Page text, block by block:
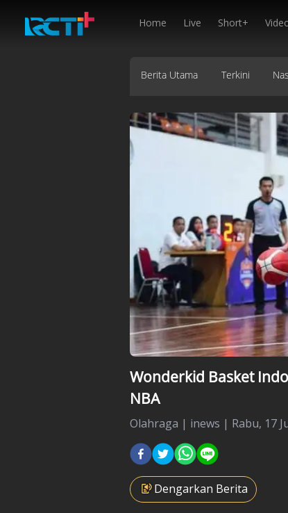
Home Live Short+
Berita Utama Terkini
Wonderkid Basket
NBA
Olahraga | inews | Rabu, 17
Dengarkan Berita